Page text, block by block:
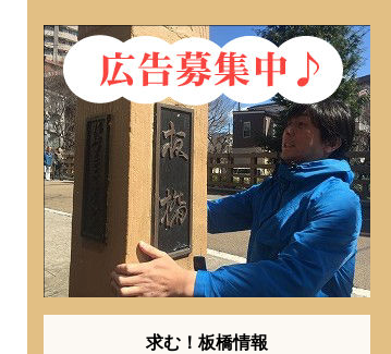
求む！板橋情報